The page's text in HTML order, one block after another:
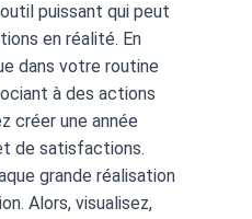
puissant qui peut
en réalité. En
dans votre routine
à des actions
créer une année
de satisfactions.
grande réalisation
Alors, visualisez,